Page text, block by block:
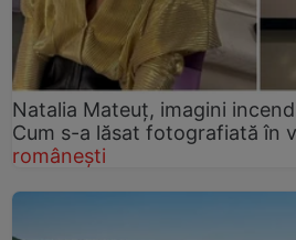
Natalia Mateuț, imagini
Cum s-a lăsat fotografiată în
românești